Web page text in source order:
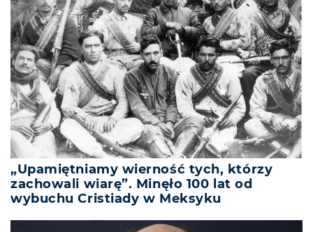
„Upamiętniamy wierność tych, którzy
zachowali wiarę”. Minęło 100 lat od
wybuchu Cristiady w Meksyku